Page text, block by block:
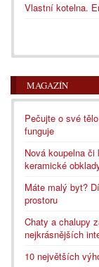
Vlastní kotelna.
MAGAZÍN
Pečujte o své
funguje
Nová koupelna
keramické
Máte malý byt?
prostoru
Chaty a chalupy
nejkrásnějších
10 největších